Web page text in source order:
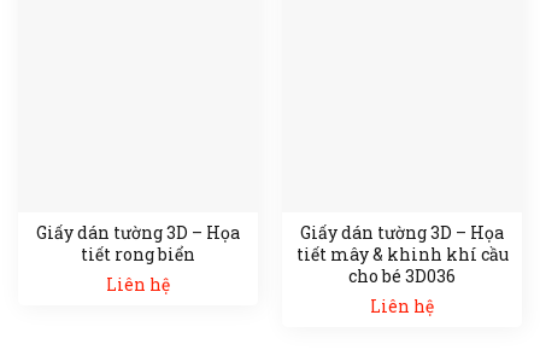
Giấy dán tường 3D – Họa
tiết rong biển
Liên hệ
Giấy dán tường 3D – Họa
tiết mây & khinh khí cầu
cho bé 3D036
Liên hệ